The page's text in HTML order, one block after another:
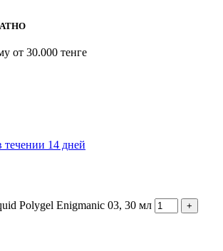
от 30.000 тенге
течении 14 дней
Polygel Enigmanic 03, 30 мл